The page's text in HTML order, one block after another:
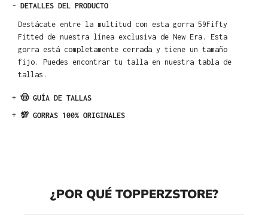
- DETALLES DEL PRODUCTO
Destácate entre la multitud con esta gorra 59Fifty
Fitted de nuestra línea exclusiva de New Era. Esta
gorra está completamente cerrada y tiene un tamaño
fijo. Puedes encontrar tu talla en nuestra tabla de
tallas.
+ 🤠 GUÍA DE TALLAS
+ 💯 GORRAS 100% ORIGINALES
¿POR QUÉ TOPPERZSTORE?